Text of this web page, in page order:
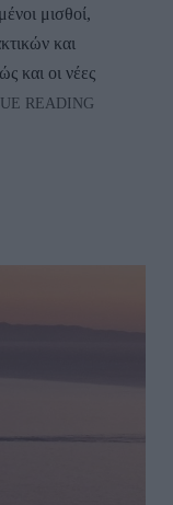
μισθοί,
και
και οι νέες
READING